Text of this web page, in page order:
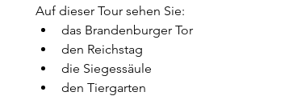
Auf dieser Tour sehen Sie:
das Brandenburger Tor
den Reichstag
die Siegessäule
den Tiergarten